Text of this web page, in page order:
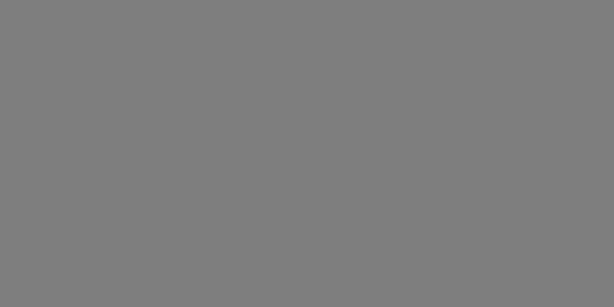
for Men
Sneaker for Men
beige Sneaker for Men